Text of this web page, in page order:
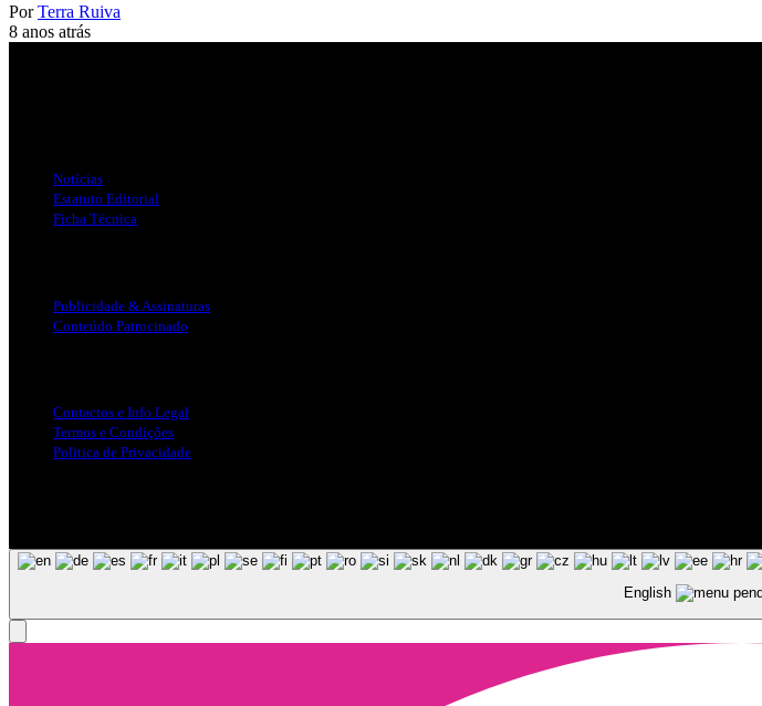
Por Terra Ruiva
8 anos atrás
Notícias
Estatuto Editorial
Ficha Técnica
Publicidade & Assinaturas
Conteúdo Patrocinado
Contactos e Info Legal
Termos e Condições
Politica de Privacidade
English